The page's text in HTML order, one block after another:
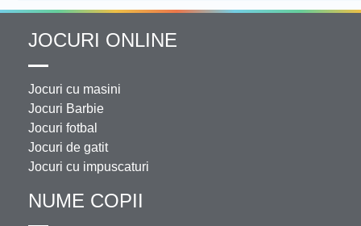
JOCURI ONLINE
Jocuri cu masini
Jocuri Barbie
Jocuri fotbal
Jocuri de gatit
Jocuri cu impuscaturi
NUME COPII